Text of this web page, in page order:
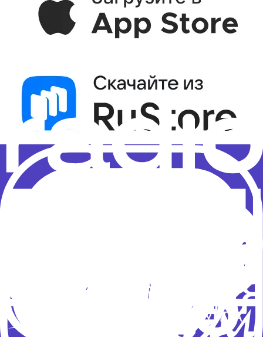
Политика конфиденциальности
Правила
рассылокРезультаты СОУТ
© 2025 «Новое Радио» 12+
Телефон: +7 (495) 232-16-36 Телефон эфира: +7 (495)
232-16-32
Телефон эфира (для звонков с мобильных
телефонов): *1632 (бесплатно по России)